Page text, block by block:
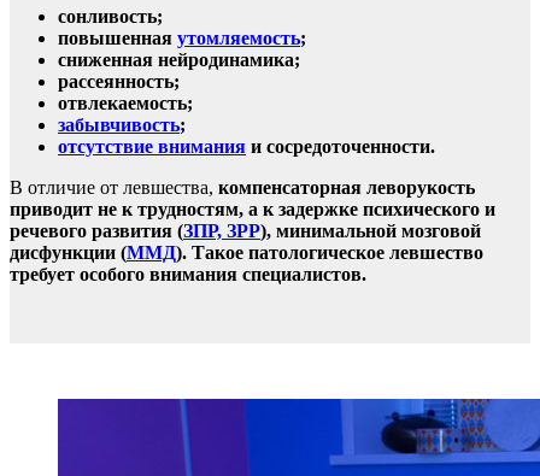
сонливость;
повышенная утомляемость;
сниженная нейродинамика;
рассеянность;
отвлекаемость;
забывчивость;
отсутствие внимания и сосредоточенности.
В отличие от левшества, компенсаторная леворукость
приводит не к трудностям, а к задержке психического и
речевого развития (ЗПР, ЗРР), минимальной мозговой
дисфункции (ММД). Такое патологическое левшество
требует особого внимания специалистов.